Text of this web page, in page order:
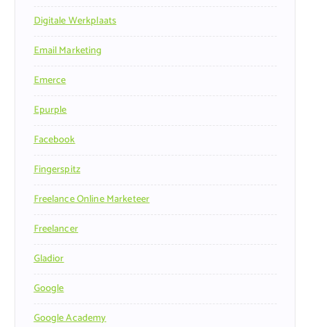
Digitale Werkplaats
Email Marketing
Emerce
Epurple
Facebook
Fingerspitz
Freelance Online Marketeer
Freelancer
Gladior
Google
Google Academy